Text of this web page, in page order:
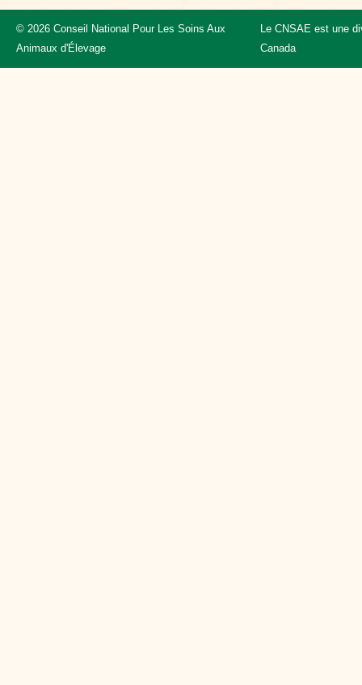
© 2026 Conseil National Pour Les Soins Aux
Animaux d'Élevage
Le CNSAE est une
Canada